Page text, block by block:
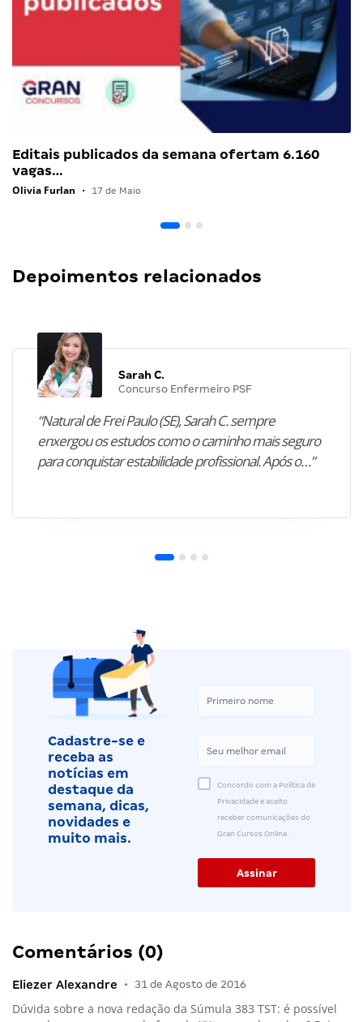
Editais publicados da semana ofertam 6.160
vagas…
Olivia Furlan • 17 de Maio
Depoimentos relacionados
Sarah C.
Concurso Enfermeiro PSF
“Natural de Frei Paulo (SE), Sarah C. sempre
enxergou os estudos como o caminho mais seguro
para conquistar estabilidade profissional. Após o…”
Cadastre-se e
receba as
notícias em
destaque da
semana, dicas,
novidades e
muito mais.
Concordo com a Política de
Privacidade e aceito
receber comunicações do
Gran Cursos Online.
Comentários (0)
Eliezer Alexandre • 31 de Agosto de 2016
Dúvida sobre a nova redação da Súmula 383 TST: é possível